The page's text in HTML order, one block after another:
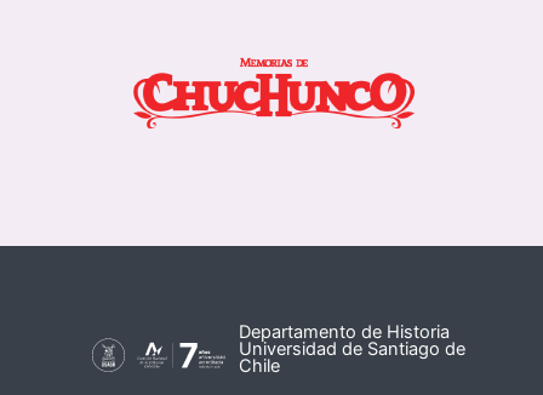
Departamento de Historia
Universidad de Santiago de
Chile